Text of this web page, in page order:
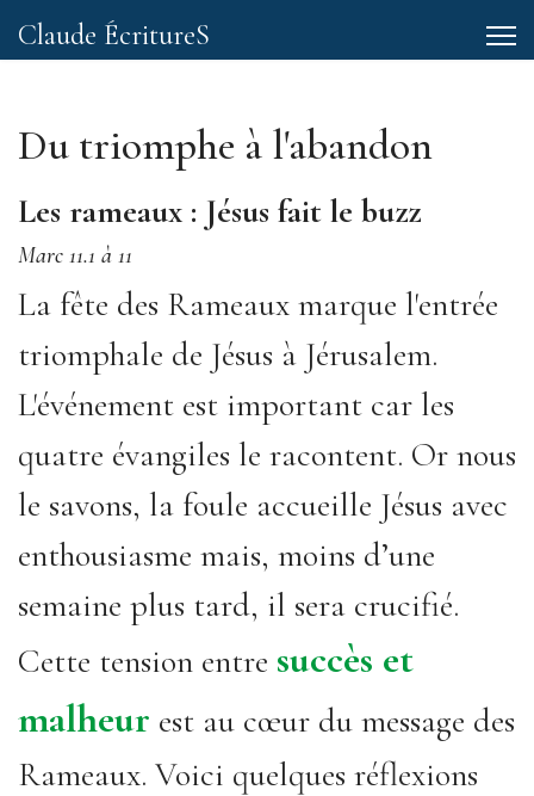
Claude ÉcritureS
Du triomphe à l'abandon
Les rameaux : Jésus fait le buzz
Marc 11.1 à 11
La fête des Rameaux marque l'entrée
triomphale de Jésus à Jérusalem.
L'événement est important car les
quatre évangiles le racontent. Or nous
le savons, la foule accueille Jésus avec
enthousiasme mais, moins d’une
semaine plus tard, il sera crucifié.
Cette tension entre succès et
malheur est au cœur du message des
Rameaux. Voici quelques réflexions